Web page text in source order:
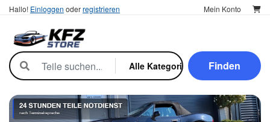
Hallo! Einloggen oderregistrieren Mein Konto
Finden